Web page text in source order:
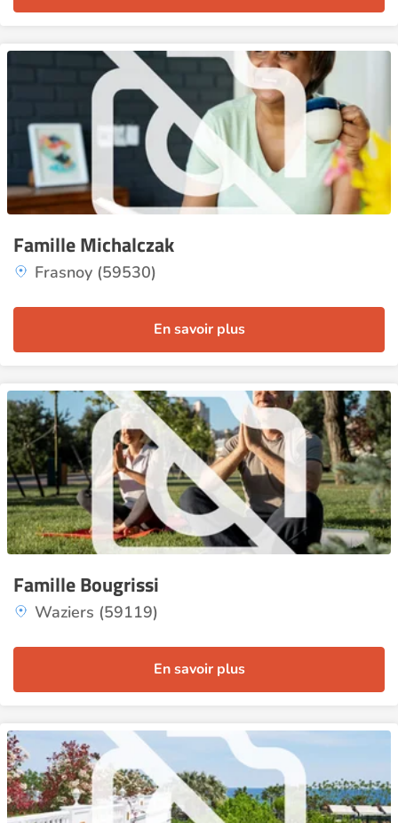
Famille Michalczak
Frasnoy (59530)
En savoir plus
Famille Bougrissi
Waziers (59119)
En savoir plus